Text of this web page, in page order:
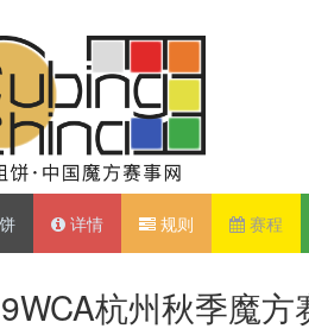
详情 规则 赛程
杭州秋季魔方